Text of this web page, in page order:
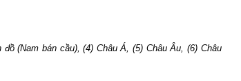
(Nam bán cầu), (4) Châu Á, (5) Châu Âu, (6) Châu